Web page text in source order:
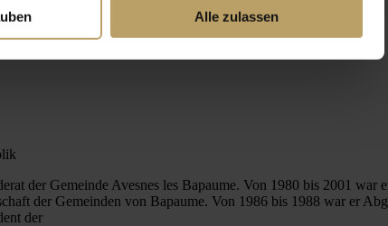
Alle zulassen
der Gemeinde Avesnes les Bapaume. Von 1980 bis 2001 war
der Gemeinden von Bapaume. Von 1986 bis 1988 war er
der